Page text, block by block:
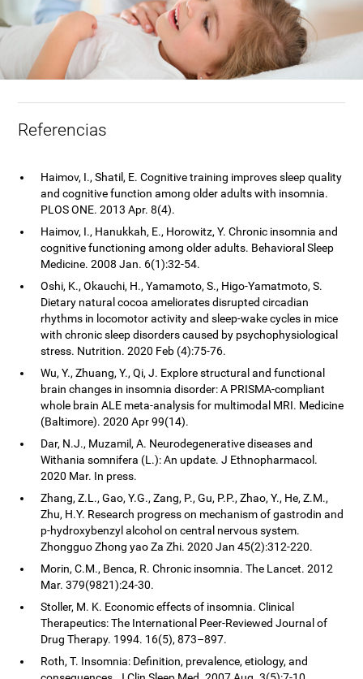
Referencias
Haimov, I., Shatil, E. Cognitive training improves sleep quality
and cognitive function among older adults with insomnia.
PLOS ONE. 2013 Apr. 8(4).
Haimov, I., Hanukkah, E., Horowitz, Y. Chronic insomnia and
cognitive functioning among older adults. Behavioral Sleep
Medicine. 2008 Jan. 6(1):32-54.
Oshi, K., Okauchi, H., Yamamoto, S., Higo-Yamatmoto, S.
Dietary natural cocoa ameliorates disrupted circadian
rhythms in locomotor activity and sleep-wake cycles in mice
with chronic sleep disorders caused by psychophysiological
stress. Nutrition. 2020 Feb (4):75-76.
Wu, Y., Zhuang, Y., Qi, J. Explore structural and functional
brain changes in insomnia disorder: A PRISMA-compliant
whole brain ALE meta-analysis for multimodal MRI. Medicine
(Baltimore). 2020 Apr 99(14).
Dar, N.J., Muzamil, A. Neurodegenerative diseases and
Withania somnifera (L.): An update. J Ethnopharmacol.
2020 Mar. In press.
Zhang, Z.L., Gao, Y.G., Zang, P., Gu, P.P., Zhao, Y., He, Z.M.,
Zhu, H.Y. Research progress on mechanism of gastrodin and
p-hydroxybenzyl alcohol on central nervous system.
Zhongguo Zhong yao Za Zhi. 2020 Jan 45(2):312-220.
Morin, C.M., Benca, R. Chronic insomnia. The Lancet. 2012
Mar. 379(9821):24-30.
Stoller, M. K. Economic effects of insomnia. Clinical
Therapeutics: The International Peer-Reviewed Journal of
Drug Therapy. 1994. 16(5), 873–897.
Roth, T. Insomnia: Definition, prevalence, etiology, and